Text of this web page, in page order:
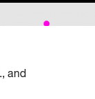
and